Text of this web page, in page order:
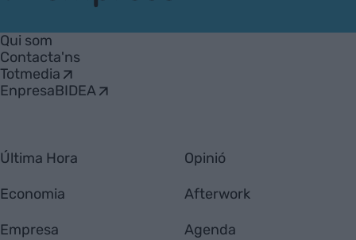
Empresa
Qui som
Contacta'ns
Totmedia
EnpresaBIDEA
Última Hora
Economia
Empresa
Opinió
Afterwork
Agenda